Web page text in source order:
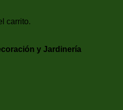
carrito.
y Jardinería